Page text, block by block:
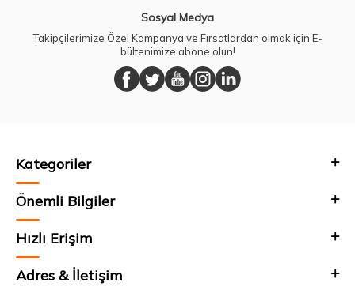
Sosyal Medya
Takipçilerimize Özel Kampanya ve Fırsatlardan olmak için E-
bültenimize abone olun!
Kategoriler
Önemli Bilgiler
Hızlı Erişim
Adres & İletişim